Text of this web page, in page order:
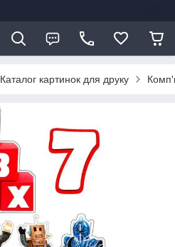
Каталог картинок для друку